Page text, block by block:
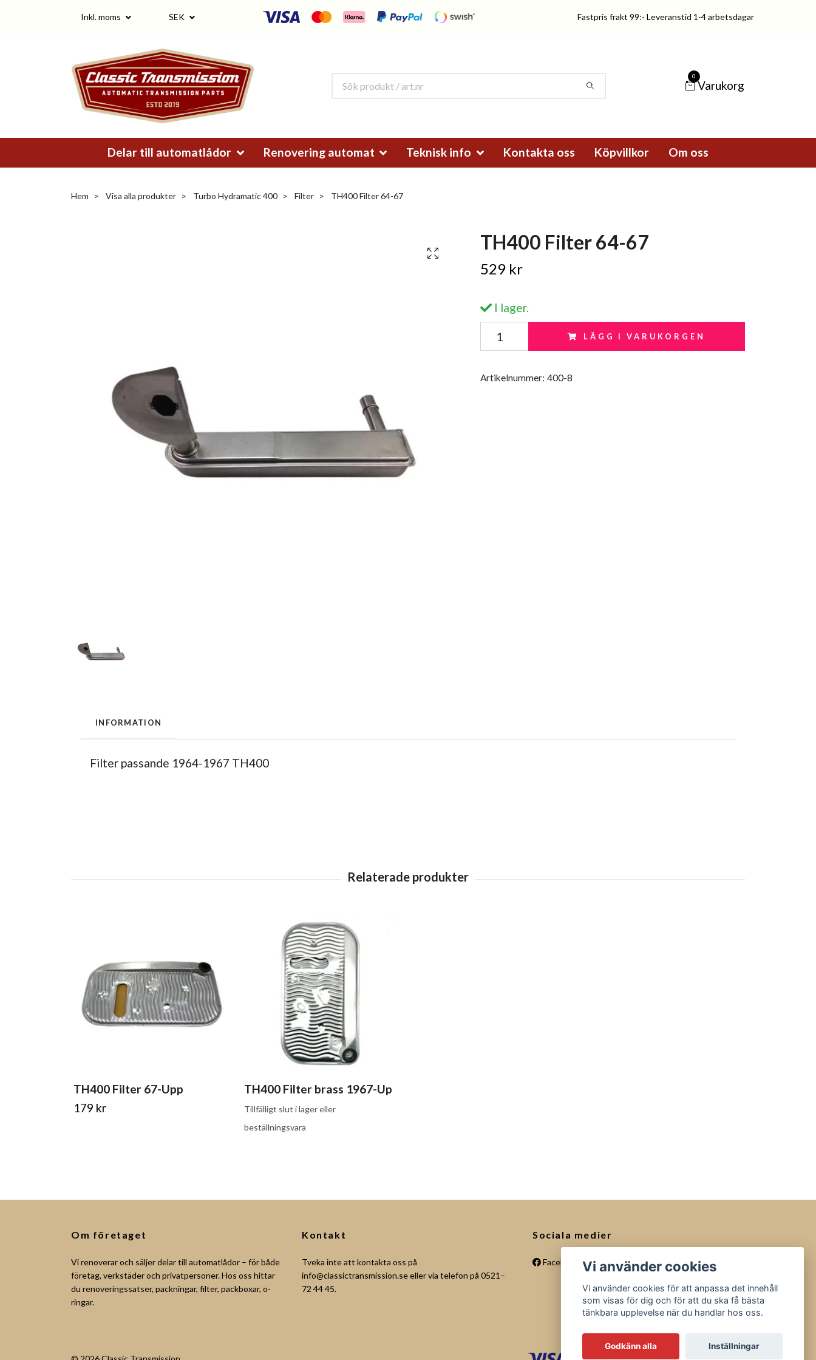
Inkl. moms SEK Fastpris frakt 99:- Leveranstid 1-4 arbetsdagar
0
Varukorg
Delar till automatlådor Renovering automat Teknisk info Kontakta oss Köpvillkor Om oss
Hem Visa alla produkter Turbo Hydramatic 400 Filter TH400 Filter 64-67
TH400 Filter 64-67
529 kr
I lager.
LÄGG I VARUKORGEN
Artikelnummer: 400-8
INFORMATION
Filter passande 1964-1967 TH400
TH400 Filter 67-Upp
179 kr
TH400 Filter brass 1967-Up
Tillfälligt slut i lager eller
beställningsvara
Om företaget
Vi renoverar och säljer delar till automatlådor – för både
företag, verkstäder och privatpersoner. Hos oss hittar
du renoveringssatser, packningar, filter, packboxar, o-
ringar.
Kontakt
Tveka inte att kontakta oss på
info@classictransmission.seeller via telefon på 0521–
72 44 45.
Sociala medier
Facebook Vi använder cookies
Vi använder cookies för att anpassa det innehåll
som visas för dig och för att du ska få bästa
tänkbara upplevelse när du handlar hos oss.
Godkänn alla Inställningar